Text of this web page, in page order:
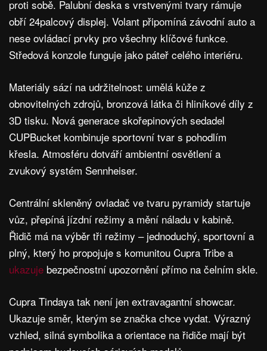
proti sobě. Palubní deska s vrstvenými tvary rámuje
obří 24palcový displej. Volant připomíná závodní auto a
nese ovládací prvky pro všechny klíčové funkce.
Středová konzole funguje jako páteř celého interiéru.
Materiály sází na udržitelnost: umělá kůže z
obnovitelných zdrojů, bronzová látka či hliníkové díly z
3D tisku. Nová generace skořepinových sedadel
CUPBucket kombinuje sportovní tvar s pohodlím
křesla. Atmosféru dotváří ambientní osvětlení a
zvukový systém Sennheiser.
Centrální skleněný ovladač ve tvaru pyramidy startuje
vůz, přepíná jízdní režimy a mění náladu v kabině.
Řidič má na výběr tři režimy – jednoduchý, sportovní a
plný, který ho propojuje s komunitou Cupra Tribe a
ukazuje bezpečnostní upozornění přímo na čelním skle.
Cupra Tindaya tak není jen extravagantní showcar.
Ukazuje směr, kterým se značka chce vydat. Výrazný
vzhled, silná symbolika a orientace na řidiče mají být